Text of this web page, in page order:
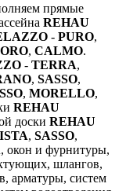
прямые
REHAU
- PURO,
, CALMO.
- TERRA,
, SASSO,
, MORELLO,
REHAU
доски REHAU
, SASSO,
, окон и фурнитуры,
шлангов,
арматуры, систем